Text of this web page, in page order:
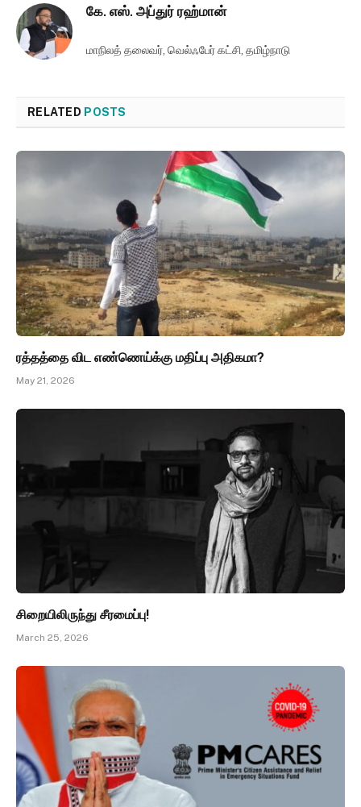
கே. எஸ். அப்துர் ரஹ்மான்
மாநிலத் தலைவர், வெல்ஃபேர் கட்சி, தமிழ்நாடு
RELATED POSTS
ரத்தத்தை விட எண்ணெய்க்கு மதிப்பு அதிகமா?
May 21, 2026
சிறையிலிருந்து சீரமைப்பு!
March 25, 2026